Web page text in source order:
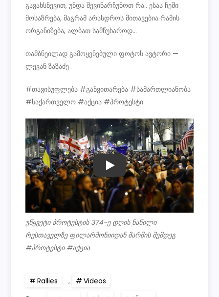
გავახსნევით, უნდა შევინარჩუნოთ რა.. ესაა ჩემი
მოსაზრება, მაგრამ არასდროს მითავებია რამის
ორგანიზება, ალბათ სამწუხაროდ…
თამბნეილად გამოყენებული ფოტოს ავტორი —
ლევან ზაზაძე
#თავისუფლება #განვითარება #სამართლიანობა
#საქართველო #აქცია #პროტესტი
PLAY
უწყვეტი პროტესტის 374-ე დღის ნაწილი
რუსთაველზე ფილარმონიიდან მარშის შემდეგ
#პროტესტი #აქცია
Rallies ,
Videos